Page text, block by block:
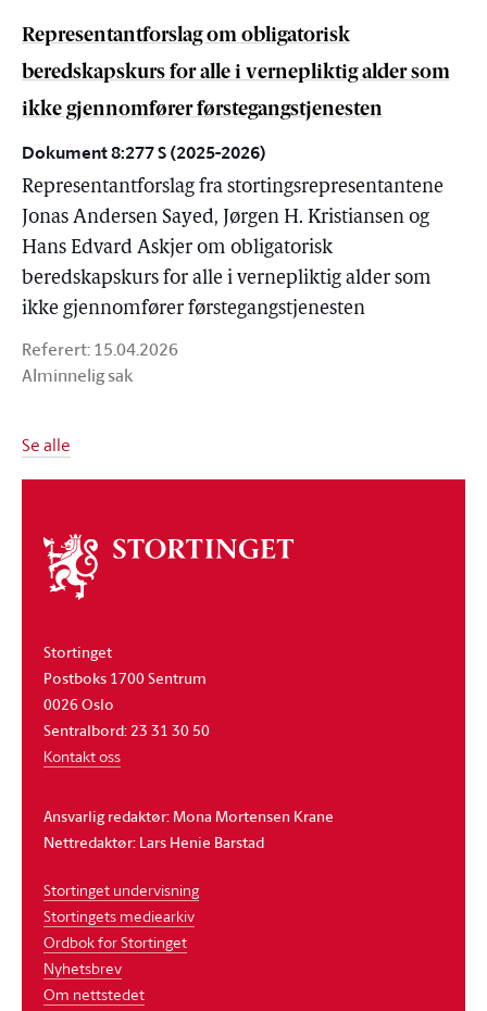
Representantforslag om obligatorisk
beredskapskurs for alle i vernepliktig alder som
ikke gjennomfører førstegangstjenesten
Dokument 8:277 S (2025-2026)
Representantforslag fra stortingsrepresentantene
Jonas Andersen Sayed, Jørgen H. Kristiansen og
Hans Edvard Askjer om obligatorisk
beredskapskurs for alle i vernepliktig alder som
ikke gjennomfører førstegangstjenesten
Referert:15.04.2026
Alminnelig sak
Se alle
Om
stortinget
Stortinget
Postboks 1700 Sentrum
0026 Oslo
Sentralbord: 23 31 30 50
Kontakt oss
Ansvarlig redaktør: Mona Mortensen Krane
Nettredaktør: Lars Henie Barstad
Stortinget undervisning
Stortingets mediearkiv
Ordbok for Stortinget
Nyhetsbrev
Om nettstedet